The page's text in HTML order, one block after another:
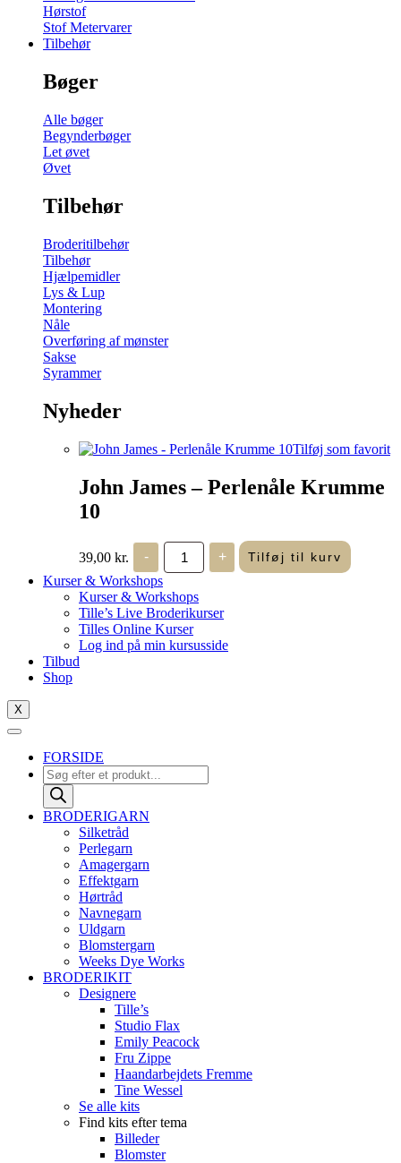
Hørstof
Stof Metervarer
Tilbehør
Bøger
Alle bøger
Begynderbøger
Let øvet
Øvet
Tilbehør
Broderitilbehør
Tilbehør
Hjælpemidler
Lys & Lup
Montering
Nåle
Overføring af mønster
Sakse
Syrammer
Nyheder
Tilføj som favorit
John James – Perlenåle Krumme
10
39,00 kr. -
John
James
-
Perlenåle
Krumme
10
antal
+ Tilføj til kurv
Kurser & Workshops
Kurser & Workshops
Tille’s Live Broderikurser
Tilles Online Kurser
Log ind på min kursusside
Tilbud
Shop
X
FORSIDE
Products
search
BRODERIGARN
Silketråd
Perlegarn
Amagergarn
Effektgarn
Hørtråd
Navnegarn
Uldgarn
Blomstergarn
Weeks Dye Works
BRODERIKIT
Designere
Tille’s
Studio Flax
Emily Peacock
Fru Zippe
Haandarbejdets Fremme
Tine Wessel
Se alle kits
Find kits efter tema
Billeder
Blomster